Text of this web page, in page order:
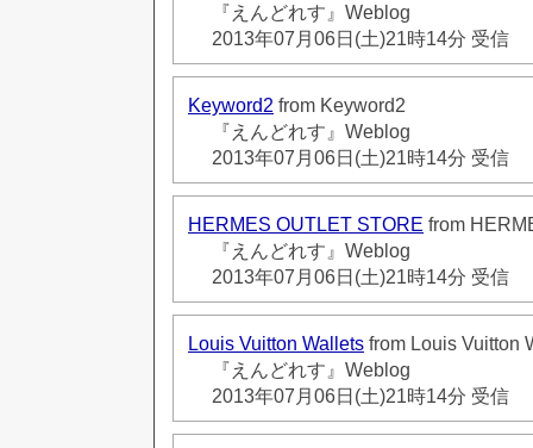
『えんどれす』Weblog
2013年07月06日(土)21時14分 受信
Keyword2 from Keyword2
『えんどれす』Weblog
2013年07月06日(土)21時14分 受信
HERMES OUTLET STORE from
『えんどれす』Weblog
2013年07月06日(土)21時14分 受信
Louis Vuitton Wallets from Louis Vuitton
『えんどれす』Weblog
2013年07月06日(土)21時14分 受信